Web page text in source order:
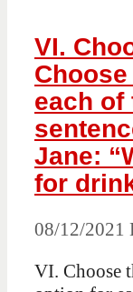
VI.
each of
Jane:
for
08/12/2021
VI. Choose